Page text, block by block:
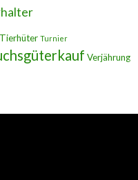
Tierhüter Turnier
Verjährung